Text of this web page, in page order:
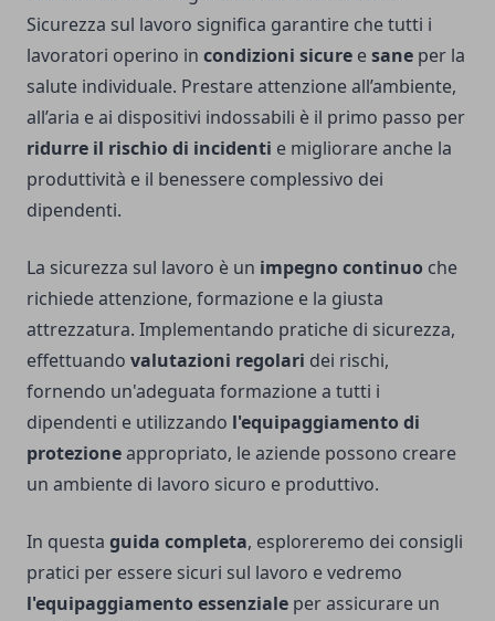
Sicurezza sul lavoro significa garantire che tutti i
lavoratori operino in condizioni sicure esane per la
salute individuale. Prestare attenzione all’ambiente,
all’aria e ai dispositivi indossabili è il primo passo per
ridurre il rischio di incidenti e migliorare anche la
produttività e il benessere complessivo dei
dipendenti.
La sicurezza sul lavoro è un impegno continuo che
richiede attenzione, formazione e la giusta
attrezzatura. Implementando pratiche di sicurezza,
effettuando valutazioni regolari dei rischi,
fornendo un'adeguata formazione a tutti i
dipendenti e utilizzando l'equipaggiamento di
protezioneappropriato, le aziende possono creare
un ambiente di lavoro sicuro e produttivo.
In questa guida completa, esploreremo dei consigli
pratici per essere sicuri sul lavoro e vedremo
l'equipaggiamento essenziale per assicurare un